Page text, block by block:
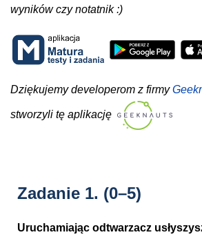
wyników czy notatnik :)
Dziękujemy developerom z firmy
stworzyli tę aplikację
Zadanie 1. (0–5)
Uruchamiając odtwarzacz